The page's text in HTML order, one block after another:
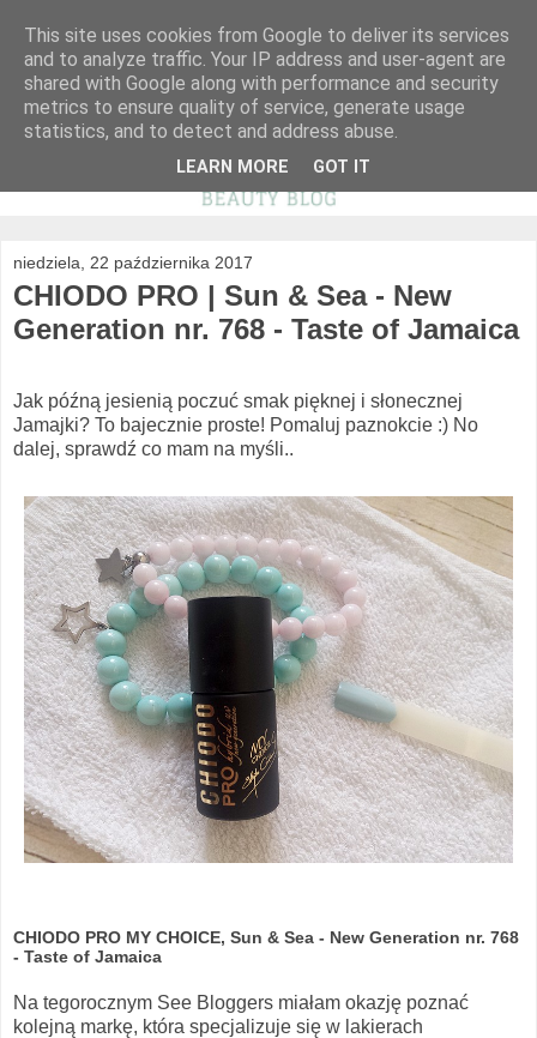
niedziela, 22 października 2017
CHIODO PRO | Sun & Sea - New
Generation nr. 768 - Taste of Jamaica
Jak późną jesienią poczuć smak pięknej i słonecznej
Jamajki? To bajecznie proste! Pomaluj paznokcie :) No
dalej, sprawdź co mam na myśli..
CHIODO PRO MY CHOICE, Sun & Sea - New Generation nr. 768
- Taste of Jamaica
Na tegorocznym See Bloggers miałam okazję poznać
kolejną markę, która specjalizuje się w lakierach
This site uses cookies from Google to deliver its services
and to analyze traffic. Your IP address and user-agent are
shared with Google along with performance and security
metrics to ensure quality of service, generate usage
statistics, and to detect and address abuse.
LEARN MORE GOT IT